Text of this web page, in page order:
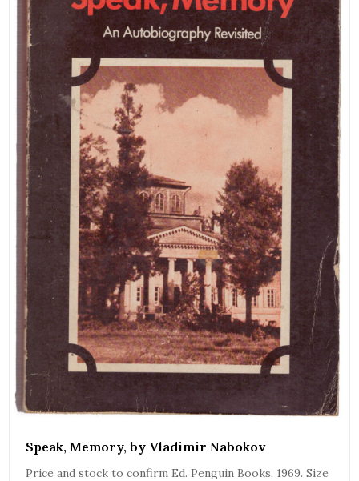
Speak, Memory, by Vladimir Nabokov
Price and stock to confirm Ed. Penguin Books, 1969. Size